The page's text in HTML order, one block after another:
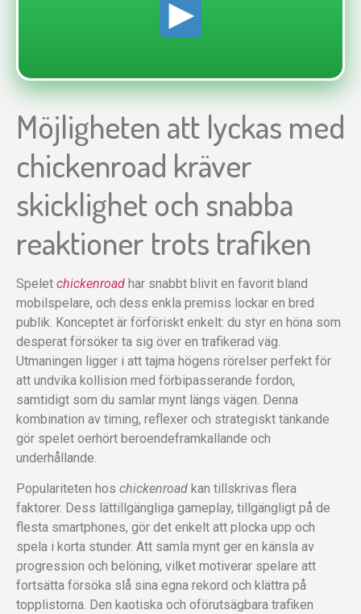
Möjligheten att lyckas med
chickenroad kräver
skicklighet och snabba
reaktioner trots trafiken
Spelet chickenroad har snabbt blivit en favorit bland
mobilspelare, och dess enkla premiss lockar en bred
publik. Konceptet är förföriskt enkelt: du styr en höna som
desperat försöker ta sig över en trafikerad väg.
Utmaningen ligger i att tajma högens rörelser perfekt för
att undvika kollision med förbipasserande fordon,
samtidigt som du samlar mynt längs vägen. Denna
kombination av timing, reflexer och strategiskt tänkande
gör spelet oerhört beroendeframkallande och
underhållande.
Populariteten hos chickenroad kan tillskrivas flera
faktorer. Dess lättillgängliga gameplay, tillgängligt på de
flesta smartphones, gör det enkelt att plocka upp och
spela i korta stunder. Att samla mynt ger en känsla av
progression och belöning, vilket motiverar spelare att
fortsätta försöka slå sina egna rekord och klättra på
topplistorna. Den kaotiska och oförutsägbara trafiken